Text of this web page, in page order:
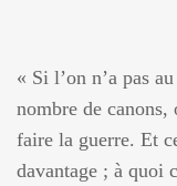
« Si l’on n’a pas
nombre de canons,
faire la guerre. Et
davantage ; à quoi